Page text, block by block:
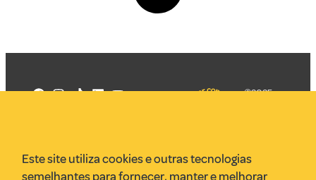
VR Assessoria
©2025
Este site utiliza cookies e outras tecnologias
semelhantes para fornecer, manter e melhorar